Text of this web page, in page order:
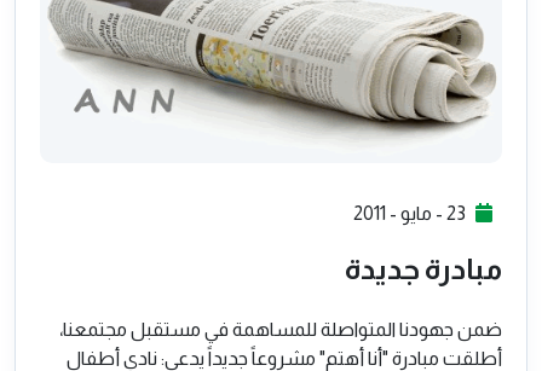
23 - مايو - 2011
مبادرة جديدة
ضمن جهودنا المتواصلة للمساهمة في مستقبل مجتمعنا،
أطلقت مبادرة "أنا أهتم" مشروعاً جديداً يدعى: نادي أطفال